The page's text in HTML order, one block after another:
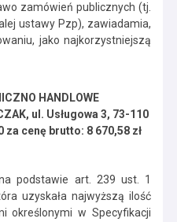
zamówień publicznych (tj.
ustawy Pzp), zawiadamia,
jako najkorzystniejszą
HANDLOWE
ul. Usługowa 3, 73-110
cenę brutto: 8 670,58 zł
podstawie art. 239 ust. 1
uzyskała najwyższą ilość
określonymi w Specyfikacji